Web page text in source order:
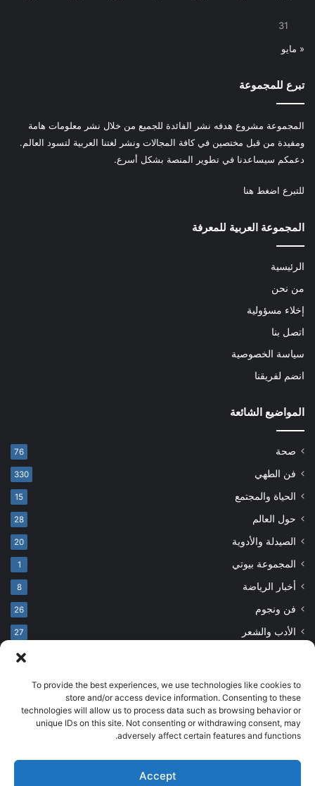
To provide the best experiences, we use technologies like cookies to
store and/or access device information. Consenting to these
technologies will allow us to process data such as browsing behavior or
unique IDs on this site. Not consenting or withdrawing consent, may
adversely affect certain features and functions.
Accept
31
« مايو
تبرع للمجموعة
المجموعة مشروع هدفه نشر الفائدة للجميع من خلال نشر معلومات هامة
ومفيدة من قبل مختصين في كافة المجالات ونشر لغتنا العربية لتسود العالم.
دعمكم سيساعدنا في تطوير المنصة بشكل أسرع.
للتبرع اضغط هنا
المجموعة العربية للمعرفة
الرئيسية
من نحن
إخلاء مسؤولية
اتصل بنا
سياسة الخصوصية
انضم لفريقنا
المواضيع الشائعة
صحة 76
فن الطهي 330
الحياة والمجتمع 15
حول العالم 28
الصيدلة والأدوية 20
المجموعة بيوتي 1
أخبار الرياضة 8
فن ونجوم 26
الأدب والشعر 27
© حقوق النشر 2026، جميع الحقوق محفوظة
developed by salehsounbol.com
الرئيسية
من نحن إخلاء مسؤولية اتصل بنا
انضم لفريقنا